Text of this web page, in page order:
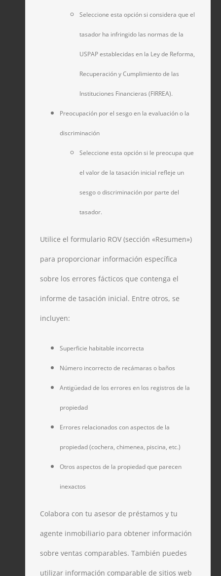
Seleccione esta opción si considera que el
tasador ha infringido las normas de la
USPAP establecidas en la Ley de Reforma,
Recuperación y Cumplimiento de las
Instituciones Financieras (FIRREA).
Preocupación por el sesgo en la evaluación o la
discriminación
Seleccione esta opción si le preocupa que
el valor de la tasación inicial refleje un
sesgo o discriminación por parte del
tasador.
Utilice el formulario ROV (sección «Resumen»)
para proporcionar información específica
sobre los errores fácticos que contenga el
informe de tasación inicial. Entre otros, se
incluyen:
Superficie habitable incorrecta
Número incorrecto de recámaras o baños
Antigüedad de los errores en los registros de la
propiedad
Errores relacionados con aspectos de la
propiedad (cochera, chimenea, piscina, etc.)
Otros aspectos de la propiedad que parecen
inexactos
Colabora con tu asesor de préstamos y tu
agente inmobiliario para obtener información
sobre ventas comparables. También puedes
utilizar información comparable de sitios web